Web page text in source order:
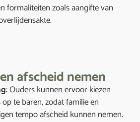
formaliteiten zoals aangifte van
afscheid nemen
: Ouders kunnen ervoor kiezen
te baren, zodat familie en
tempo afscheid kunnen nemen.